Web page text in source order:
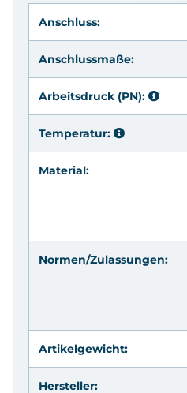
Anschluss:
Anschlussmaße:
Arbeitsdruck (PN):
Temperatur:
Material:
Normen/Zulassungen:
Artikelgewicht:
Hersteller: